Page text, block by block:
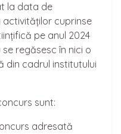
la data de
activităților cuprinse
pe anul 2024
regăsesc în nici o
cadrul institutului
sunt:
adresată